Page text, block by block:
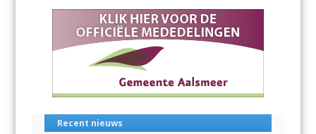
Recent nieuws